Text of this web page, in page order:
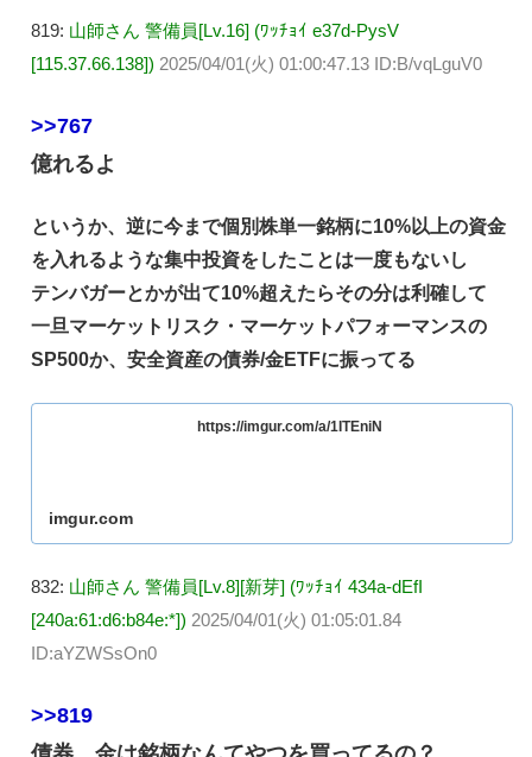
819: 山師さん 警備員[Lv.16] (ﾜｯﾁｮｲ e37d-PysV
[115.37.66.138]) 2025/04/01(火) 01:00:47.13 ID:B/vqLguV0
>>767
億れるよ
というか、逆に今まで個別株単一銘柄に10%以上の資金
を入れるような集中投資をしたことは一度もないし
テンバガーとかが出て10%超えたらその分は利確して
一旦マーケットリスク・マーケットパフォーマンスの
SP500か、安全資産の債券/金ETFに振ってる
https://imgur.com/a/1ITEniN
imgur.com
832: 山師さん 警備員[Lv.8][新芽] (ﾜｯﾁｮｲ 434a-dEfI
[240a:61:d6:b84e:*]) 2025/04/01(火) 01:05:01.84
ID:aYZWSsOn0
>>819